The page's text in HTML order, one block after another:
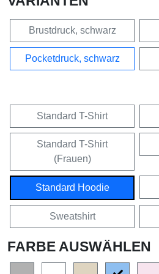
Brustdruck, schwarz
Pocketdruck, schwarz
Standard T-Shirt
Standard T-Shirt
(Frauen)
Standard Hoodie
Sweatshirt
FARBE AUSWÄHLEN